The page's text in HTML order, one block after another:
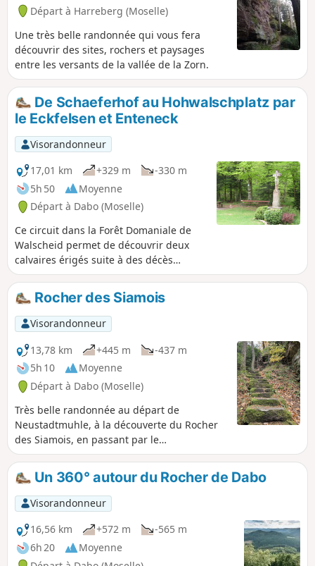
Départ à Harreberg (Moselle)
Une très belle randonnée qui vous fera
découvrir des sites, rochers et paysages
entre les versants de la vallée de la Zorn.
De Schaeferhof au Hohwalschplatz par
le Eckfelsen et Enteneck
Visorandonneur
17,01 km
+329 m
-330 m
5h 50
Moyenne
Départ à Dabo (Moselle)
Ce circuit dans la Forêt Domaniale de
Walscheid permet de découvrir deux
calvaires érigés suite à des décès
accidentels mais aussi un cimetière
gallo-romain très bien préservé, une
superbe vue sur la Chapelle Saint-Léon
du Dabo et un beau rocher d'escalade.
Le retour le long de la Zorn en fait une
promenade très bucolique.
Rocher des Siamois
Visorandonneur
13,78 km
+445 m
-437 m
5h 10
Moyenne
Départ à Dabo (Moselle)
Très belle randonnée au départ de
Neustadtmuhle, à la découverte du Rocher
des Siamois, en passant par le
Heidenschlossfels, et la paroi rocheuse du
Geisterfelsen. Une grande partie de la
randonnée se pratique en forêt sur de
beaux sentiers balisés.
Un 360° autour du Rocher de Dabo
Visorandonneur
16,56 km
+572 m
-565 m
6h 20
Moyenne